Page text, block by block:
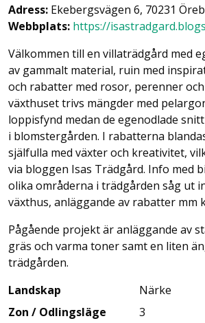
Adress: Ekebergsvägen 6, 70231
Webbplats: https://
Välkommen till en villaträdgård med
av gammalt material, ruin med
och rabatter med rosor, perenner och
växthuset trivs mängder med
loppisfynd medan de egenodlade
i blomstergården. I rabatterna
själfulla med växter och kreativitet,
via bloggen Isas Trädgård. Info med
olika områderna i trädgården såg ut
växthus, anläggande av rabatter mm
Pågående projekt är anläggande av
gräs och varma toner samt en liten
trädgården.
Landskap
Närke
Zon / Odlingsläge
3